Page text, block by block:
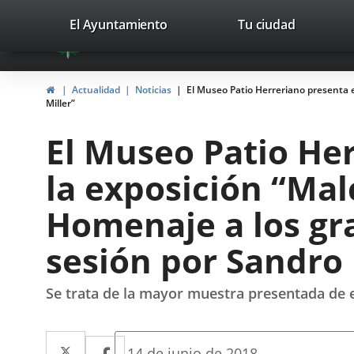
Portal
Web
del
Ayuntamiento
Valladolid
avaTop
valladolid.es
El Ayuntamiento Tu ciudad
HomeActualidad Noticias
El Museo Patio Herreriano presenta
Miller”
El Museo Patio
la exposición
Homenaje a los
sesión por
Se trata de la mayor muestra presentada de
Twitter
Enlace